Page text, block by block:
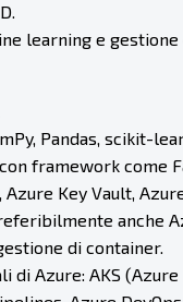
learning e
Pandas, scikit-
framework come
Key Vault,
anche
di container.
Azure: AKS